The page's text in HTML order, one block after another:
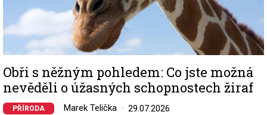
Obři s něžným pohledem: Co jste možná
nevěděli o úžasných schopnostech žiraf
PŘÍRODA Marek Telička 29.07.2026